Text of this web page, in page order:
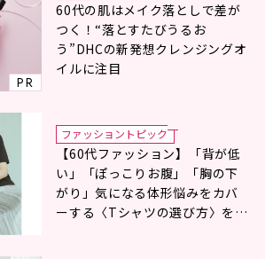
PR
60代の肌はメイク落としで差が
つく！“落とすたびうるお
う”DHCの新発想クレンジングオ
イルに注目
ファッショントピック
【60代ファッション】「背が低
い」「ぽっこりお腹」「胸の下
がり」気になる体形悩みをカバ
ーする〈Tシャツの選び方〉をス